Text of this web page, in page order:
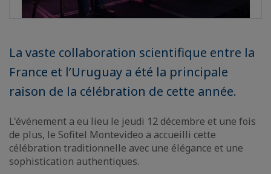
La vaste collaboration scientifique entre la
France et l’Uruguay a été la principale
raison de la célébration de cette année.
L'événement a eu lieu le jeudi 12 décembre et une fois
de plus, le Sofitel Montevideo a accueilli cette
célébration traditionnelle avec une élégance et une
sophistication authentiques.